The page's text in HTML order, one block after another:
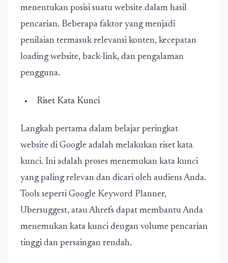
menentukan posisi suatu website dalam hasil
pencarian. Beberapa faktor yang menjadi
penilaian termasuk relevansi konten, kecepatan
loading website, back-link, dan pengalaman
pengguna.
Riset Kata Kunci
Langkah pertama dalam belajar peringkat
website di Google adalah melakukan riset kata
kunci. Ini adalah proses menemukan kata kunci
yang paling relevan dan dicari oleh audiens Anda.
Tools seperti Google Keyword Planner,
Ubersuggest, atau Ahrefs dapat membantu Anda
menemukan kata kunci dengan volume pencarian
tinggi dan persaingan rendah.